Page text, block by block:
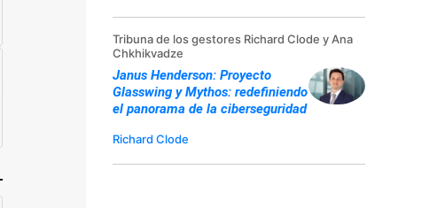
Tribuna de los gestores Richard Clode y Ana
Chkhikvadze
Janus Henderson: Proyecto
Glasswing y Mythos: redefiniendo
el panorama de la ciberseguridad
Richard Clode